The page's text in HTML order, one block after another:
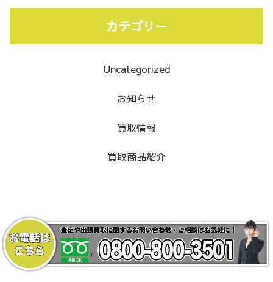
カテゴリー
Uncategorized
お知らせ
買取情報
買取商品紹介